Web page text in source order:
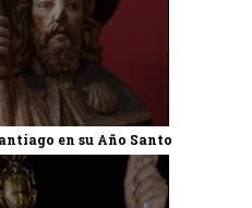
en su Año Santo